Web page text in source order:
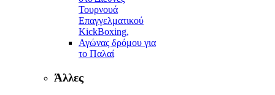
Τουρνουά
Επαγγελματικού
KickBoxing,
Αγώνας δρόμου για
το Παλαί
Άλλες